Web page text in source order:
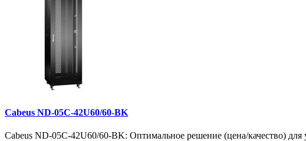
Cabeus ND-05C-42U60/60-BK
Cabeus ND-05C-42U60/60-BK: Оптимальное решение (цена/качество) для